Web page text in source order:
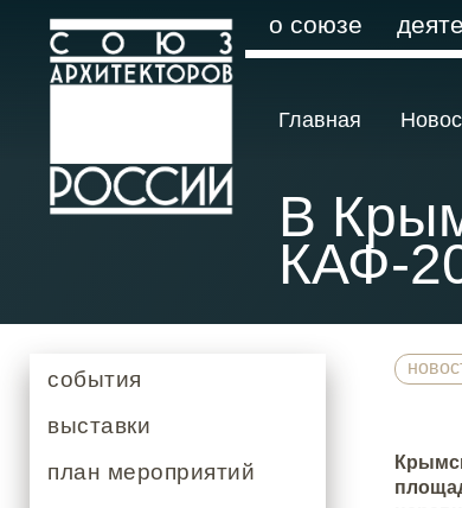
о союзе
Главная
В
КАФ-
события
выставки
план мероприятий